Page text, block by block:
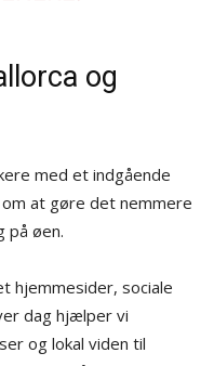
og
med et indgående
at gøre det nemmere
øen.
hjemmesider, sociale
dag hjælper vi
og lokal viden til